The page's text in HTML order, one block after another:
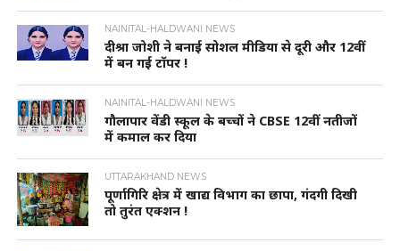
NAINITAL-HALDWANI NEWS
दीश्रा जोशी ने बनाई सोशल मीडिया से दूरी और 12वीं
में बन गई टॉपर !
NAINITAL-HALDWANI NEWS
गौलापार वेंडी स्कूल के बच्चों ने CBSE 12वीं नतीजों
में कमाल कर दिया
UTTARAKHAND NEWS
पूर्णागिरि क्षेत्र में खाद्य विभाग का छापा, गंदगी दिखी
तो तुरंत एक्शन !